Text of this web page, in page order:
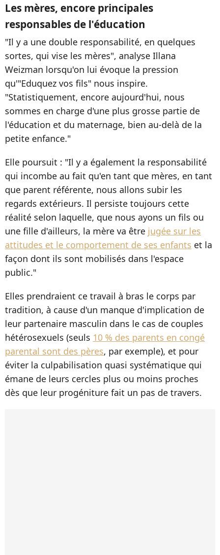
Les mères, encore principales
responsables de l'éducation
"Il y a une double responsabilité, en quelques
sortes, qui vise les mères", analyse Illana
Weizman lorsqu'on lui évoque la pression
qu'"Eduquez vos fils" nous inspire.
"Statistiquement, encore aujourd'hui, nous
sommes en charge d'une plus grosse partie de
l'éducation et du maternage, bien au-delà de la
petite enfance."
Elle poursuit : "Il y a également la responsabilité
qui incombe au fait qu'en tant que mères, en tant
que parent référente, nous allons subir les
regards extérieurs. Il persiste toujours cette
réalité selon laquelle, que nous ayons un fils ou
une fille d'ailleurs, la mère va être jugée sur les
attitudes et le comportement de ses enfants et la
façon dont ils sont mobilisés dans l'espace
public."
Elles prendraient ce travail à bras le corps par
tradition, à cause d'un manque d'implication de
leur partenaire masculin dans le cas de couples
hétérosexuels (seuls 10 % des parents en congé
parental sont des pères, par exemple), et pour
éviter la culpabilisation quasi systématique qui
émane de leurs cercles plus ou moins proches
dès que leur progéniture fait un pas de travers.